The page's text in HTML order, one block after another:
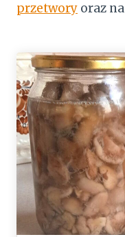
przetwory oraz na